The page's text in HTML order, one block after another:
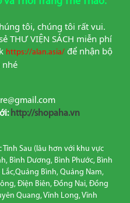
tôi, chúng tôi rất vui.
THƯ VIỆN SÁCH miễn phí
https://alan.asia/ để nhận bộ
nhé
http://shopaha.vn
Tỉnh Sau (lâu hơn với khu vực
Bình Dương, Bình Phước, Bình
Bình, Quảng Nam,
Điện Biên, Đồng Nai, Đồng
Quang, Vĩnh Long, Vĩnh